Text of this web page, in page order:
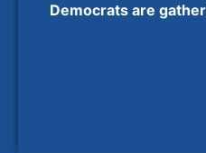
Democrats are